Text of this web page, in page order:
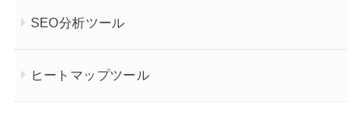
SEO分析ツール
ヒートマップツール